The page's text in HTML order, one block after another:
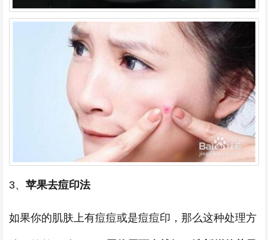
3、 苹果去痘印法
如果你的肌肤上有痘痘或是痘痘印，那么这种处理方